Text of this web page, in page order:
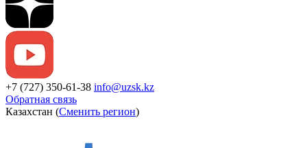
+7 (727) 350-61-38 info@uzsk.kz
Обратная связь
Казахстан (Сменить регион)